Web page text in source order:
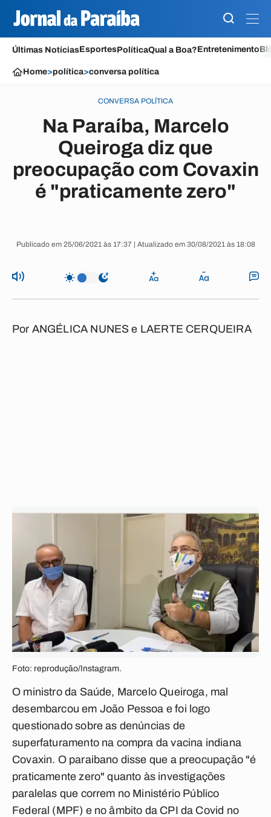
Últimas NotíciasEsportesPolíticaQual a Boa?Entretenimento
Home>política>conversa política
CONVERSA POLÍTICA
Na Paraíba, Marcelo
Queiroga diz que
preocupação com Covaxin
é "praticamente zero"
Publicado em 25/06/2021 às 17:37 | Atualizado em 30/08/2021 às 18:08
Por ANGÉLICA NUNES e LAERTE CERQUEIRA
Foto: reprodução/Instagram.
O ministro da Saúde, Marcelo Queiroga, mal
desembarcou em João Pessoa e foi logo
questionado sobre as denúncias de
superfaturamento na compra da vacina indiana
Covaxin. O paraibano disse que a preocupação "é
praticamente zero" quanto às investigações
paralelas que correm no Ministério Público
Federal (MPF) e no âmbito da CPI da Covid no